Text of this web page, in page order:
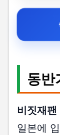
동반
비짓재
일본에